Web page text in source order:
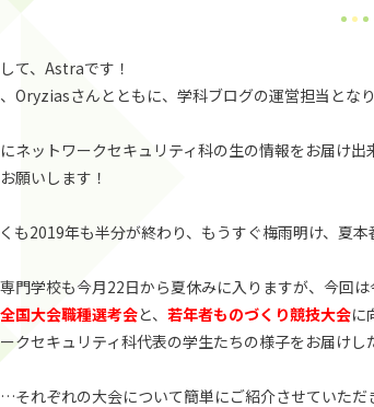
て、Astraです！
Oryziasさんとともに、学科ブログの運営担当となり
ネットワークセキュリティ科の生の情報をお届け出
願いします！
も2019年も半分が終わり、もうすぐ梅雨明け、夏本
門学校も今月22日から夏休みに入りますが、今回は
国大会職種選考会と、 若年者ものづくり競技大会に
クセキュリティ科代表の学生たちの様子をお届けし
それぞれの大会について簡単にご紹介させていただ